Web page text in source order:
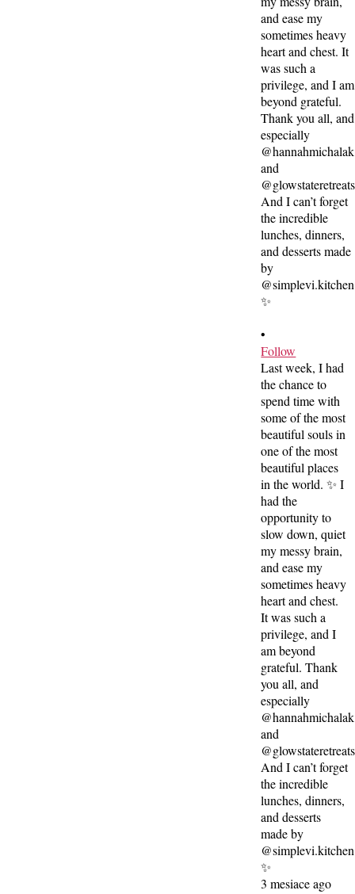
•
Follow
Last week, I had
the chance to
spend time with
some of the most
beautiful souls in
one of the most
beautiful places
in the world. ✨ I
had the
opportunity to
slow down, quiet
my messy brain,
and ease my
sometimes heavy
heart and chest.
It was such a
privilege, and I
am beyond
grateful. Thank
you all, and
especially
@hannahmichalak
and
@glowstateretreats
And I can’t forget
the incredible
lunches, dinners,
and desserts
made by
@simplevi.kitchen
✨
3 mesiace ago